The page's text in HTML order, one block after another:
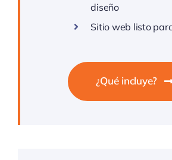
diseño
Sitio web listo
¿Qué incluye?